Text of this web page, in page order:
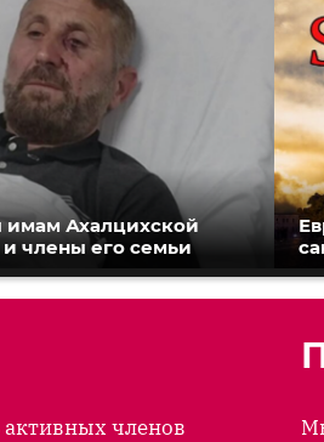
Ахалцихской
члены его семьи
членов